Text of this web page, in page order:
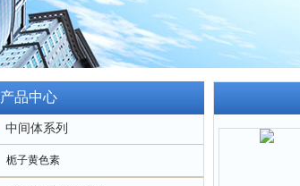
产品中心
中间体系列
栀子黄色素